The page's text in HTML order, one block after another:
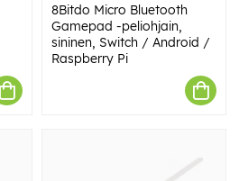
8Bitdo Micro Bluetooth
Gamepad -peliohjain,
sininen, Switch / Android /
Raspberry Pi